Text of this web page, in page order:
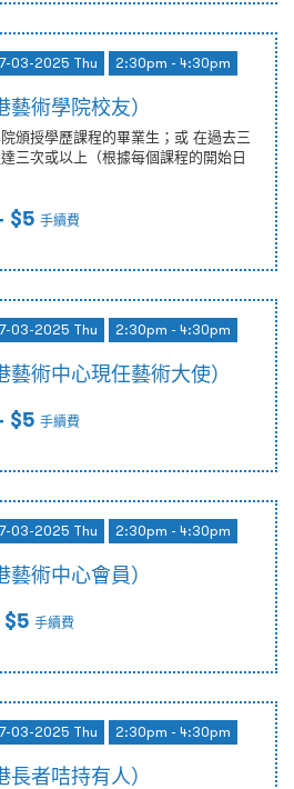
03-2025 Thu 2:30pm - 4:30pm
術學院校友）
頒授學歷課程的畢業生；或 在過去三
三次或以上（根據每個課程的開始日
$5 手續費
03-2025 Thu 2:30pm - 4:30pm
藝術中心現任藝術大使）
$5 手續費
03-2025 Thu 2:30pm - 4:30pm
術中心會員）
$5 手續費
03-2025 Thu 2:30pm - 4:30pm
者咭持有人）